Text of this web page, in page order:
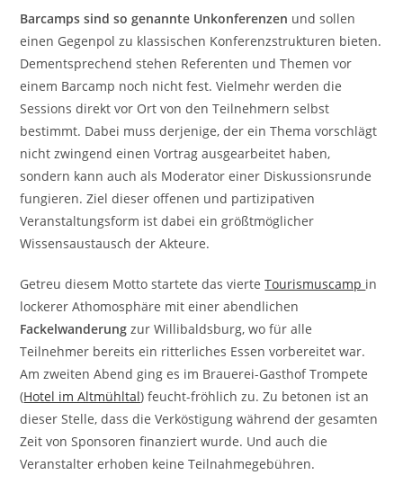
Barcamps sind so genannte Unkonferenzen und sollen
einen Gegenpol zu klassischen Konferenzstrukturen bieten.
Dementsprechend stehen Referenten und Themen vor
einem Barcamp noch nicht fest. Vielmehr werden die
Sessions direkt vor Ort von den Teilnehmern selbst
bestimmt. Dabei muss derjenige, der ein Thema vorschlägt
nicht zwingend einen Vortrag ausgearbeitet haben,
sondern kann auch als Moderator einer Diskussionsrunde
fungieren. Ziel dieser offenen und partizipativen
Veranstaltungsform ist dabei ein größtmöglicher
Wissensaustausch der Akteure.
Getreu diesem Motto startete das vierteTourismuscamp in
lockerer Athomosphäre mit einer abendlichen
Fackelwanderung zur Willibaldsburg, wo für alle
Teilnehmer bereits ein ritterliches Essen vorbereitet war.
Am zweiten Abend ging es im Brauerei-Gasthof Trompete
(Hotel im Altmühltal) feucht-fröhlich zu. Zu betonen ist an
dieser Stelle, dass die Verköstigung während der gesamten
Zeit von Sponsoren finanziert wurde. Und auch die
Veranstalter erhoben keine Teilnahmegebühren.